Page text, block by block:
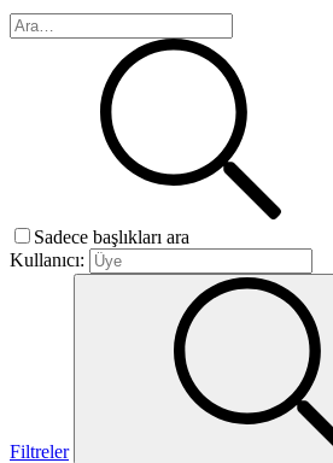
Sadece başlıkları ara
Kullanıcı:
Filtreler